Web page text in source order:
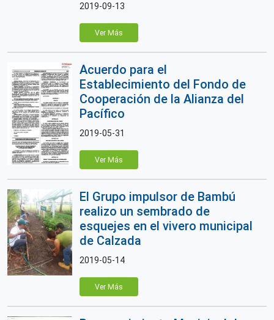
2019-09-13
Ver Más
Acuerdo para el
Establecimiento del Fondo de
Cooperación de la Alianza del
Pacífico
2019-05-31
Ver Más
El Grupo impulsor de Bambú
realizo un sembrado de
esquejes en el vivero municipal
de Calzada
2019-05-14
Ver Más